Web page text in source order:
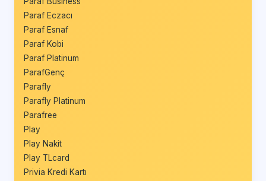
Paraf Eczacı
Paraf Esnaf
Paraf Kobi
Paraf Platinum
ParafGenç
Parafly
Parafly Platinum
Parafree
Play
Play Nakit
Play TLcard
Privia Kredi Kartı